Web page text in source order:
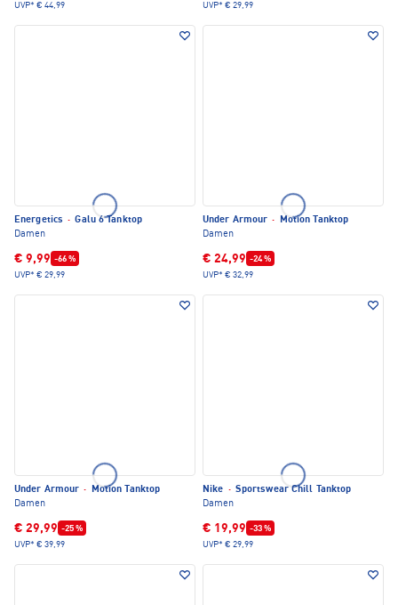
UVP* € 44,99
UVP* € 29,99
Energetics · Galu 6 Tanktop
Damen
€ 9,99 -66 %
UVP* € 29,99
Under Armour ·
Motion Tanktop
Damen
€ 24,99 -24 %
UVP* € 32,99
Under Armour ·
Motion Tanktop
Damen
€ 29,99 -25 %
UVP* € 39,99
Nike · Sportswear Chill Tanktop
Damen
€ 19,99 -33 %
UVP* € 29,99